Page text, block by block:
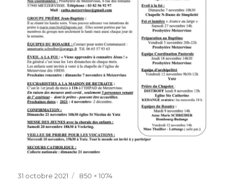
Publié
31 octobre 2021
Taille
850 × 1074